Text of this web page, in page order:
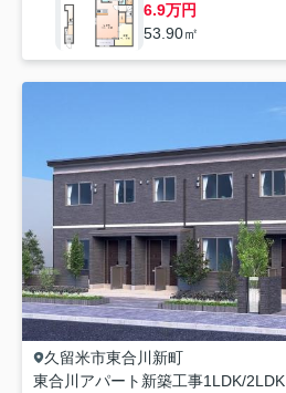
6.9万円
53.90㎡
久留米市東合川新町
東合川アパート新築工事1LDK/2LDK